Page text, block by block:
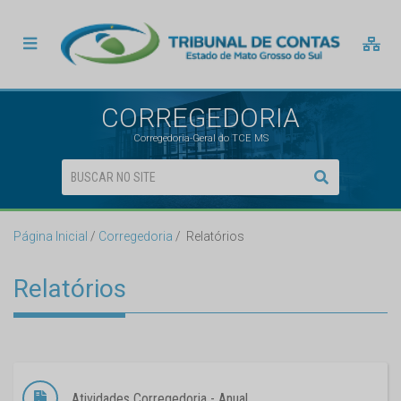
CORREGEDORIA
Corregedoria-Geral do TCE MS
Página Inicial Corregedoria Relatórios
Relatórios